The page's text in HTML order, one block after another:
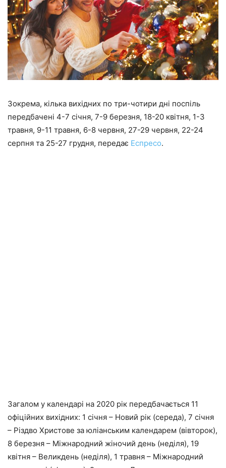
Зокрема, кілька вихідних по три-чотири дні поспіль
передбачені 4-7 січня, 7-9 березня, 18-20 квітня, 1-3
травня, 9-11 травня, 6-8 червня, 27-29 червня, 22-24
серпня та 25-27 грудня, передає Еспресо.
Загалом у календарі на 2020 рік передбачається 11
офіційних вихідних: 1 січня – Новий рік (середа), 7 січня
– Різдво Христове за юліанським календарем (вівторок),
8 березня – Міжнародний жіночий день (неділя), 19
квітня – Великдень (неділя), 1 травня – Міжнародний